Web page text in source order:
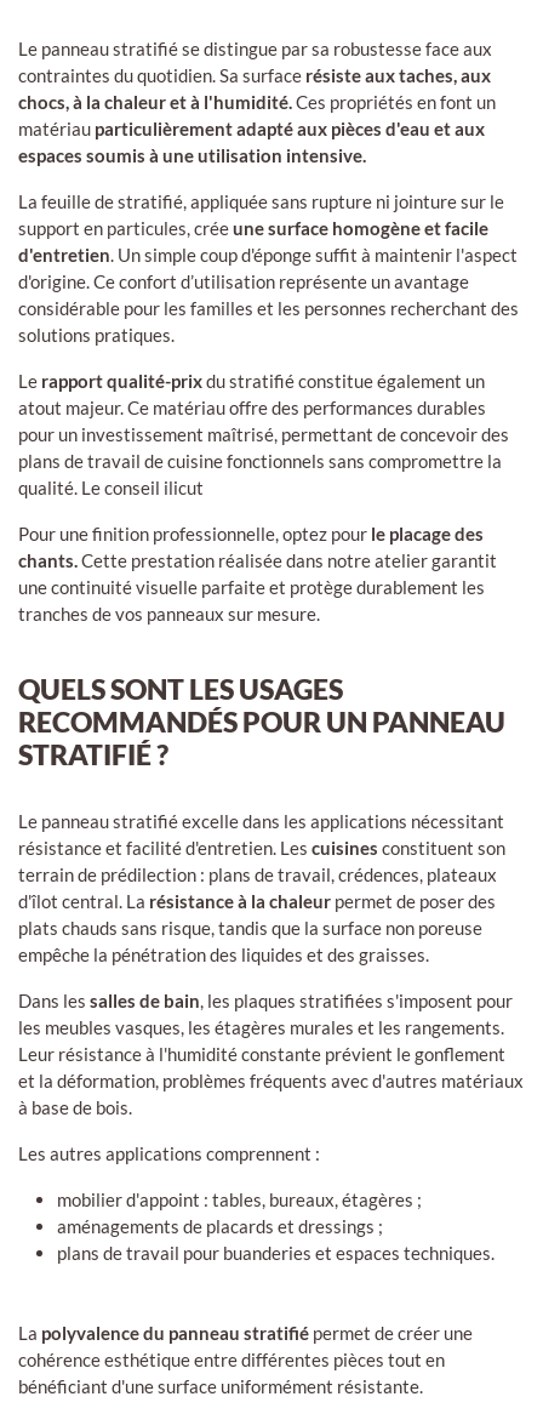
Le panneau stratifié se distingue par sa robustesse face aux
contraintes du quotidien. Sa surface résiste aux taches, aux
chocs, à la chaleur et à l'humidité. Ces propriétés en font un
matériau particulièrement adapté aux pièces d'eau et aux
espaces soumis à une utilisation intensive.
La feuille de stratifié, appliquée sans rupture ni jointure sur le
support en particules, créeune surface homogène et facile
d'entretien . Un simple coup d'éponge suffit à maintenir l'aspect
d'origine. Ce confort d’utilisation représente un avantage
considérable pour les familles et les personnes recherchant des
solutions pratiques.
Le rapport qualité-prixdu stratifié constitue également un
atout majeur. Ce matériau offre des performances durables
pour un investissement maîtrisé, permettant de concevoir des
plans de travail de cuisine fonctionnels sans compromettre la
qualité. Le conseil ilicut
Pour une finition professionnelle, optez pour le placage des
chants. Cette prestation réalisée dans notre atelier garantit
une continuité visuelle parfaite et protège durablement les
tranches de vos panneaux sur mesure.
QUELS SONT LES USAGES
RECOMMANDÉS POUR UN PANNEAU
STRATIFIÉ ?
Le panneau stratifié excelle dans les applications nécessitant
résistance et facilité d'entretien. Les cuisines constituent son
terrain de prédilection : plans de travail, crédences, plateaux
d'îlot central. La résistance à la chaleur permet de poser des
plats chauds sans risque, tandis que la surface non poreuse
empêche la pénétration des liquides et des graisses.
Dans les salles de bain , les plaques stratifiées s'imposent pour
les meubles vasques, les étagères murales et les rangements.
Leur résistance à l'humidité constante prévient le gonflement
et la déformation, problèmes fréquents avec d'autres matériaux
à base de bois.
Les autres applications comprennent :
mobilier d'appoint : tables, bureaux, étagères ;
aménagements de placards et dressings ;
plans de travail pour buanderies et espaces techniques.
La polyvalence du panneau stratifié permet de créer une
cohérence esthétique entre différentes pièces tout en
bénéficiant d'une surface uniformément résistante.